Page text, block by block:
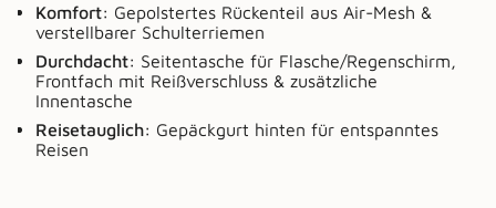
Komfort: Gepolstertes Rückenteil aus Air-Mesh &
verstellbarer Schulterriemen
Durchdacht: Seitentasche für Flasche/Regenschirm,
Frontfach mit Reißverschluss & zusätzliche
Innentasche
Reisetauglich: Gepäckgurt hinten für entspanntes
Reisen